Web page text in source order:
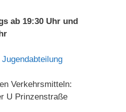
ab 19:30 Uhr und
Jugendabteilung
Verkehrsmitteln:
U Prinzenstraße